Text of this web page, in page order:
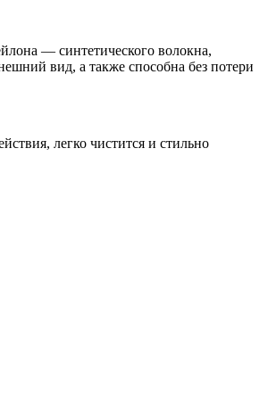
— синтетического волокна,
вид, а также способна без потери
легко чистится и стильно